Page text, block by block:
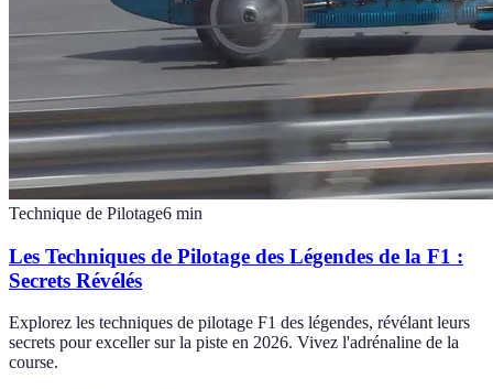
Technique de Pilotage6 min
Les Techniques de Pilotage des Légendes de la F1 :
Secrets Révélés
Explorez les techniques de pilotage F1 des légendes, révélant leurs
secrets pour exceller sur la piste en 2026. Vivez l'adrénaline de la
course.